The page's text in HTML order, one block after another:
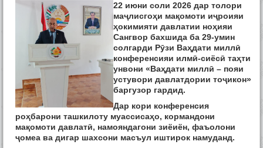
22 июни соли 2026 дар толори
маҷлисгоҳи мақомоти иҷроияи
ҳокимияти давлатии ноҳияи
Сангвор бахшида ба 29-умин
солгарди Рӯзи Ваҳдати миллӣ
конференсияи илмӣ-сиёсӣ таҳти
унвони «Ваҳдати миллӣ – пояи
устувори давлатдории тоҷикон»
баргузор гардид.
Дар кори конференсия
роҳбарони ташкилоту муассисаҳо, кормандони
мақомоти давлатӣ, намояндагони зиёиён, фаъолони
ҷомеа ва дигар шахсони масъул иштирок намуданд.